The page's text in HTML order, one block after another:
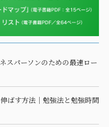
スパーソンのための最速ロー
ばす方法｜勉強法と勉強時間